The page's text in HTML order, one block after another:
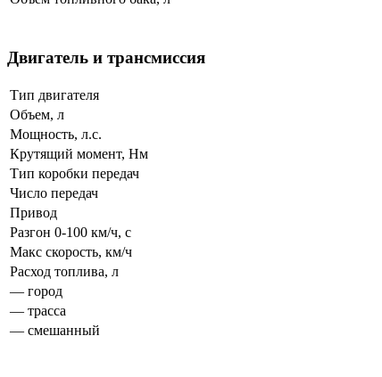
Двигатель и трансмиссия
Тип двигателя
Объем, л
Мощность, л.с.
Крутящий момент, Нм
Тип коробки передач
Число передач
Привод
Разгон 0-100 км/ч, с
Макс скорость, км/ч
Расход топлива, л
— город
— трасса
— смешанный